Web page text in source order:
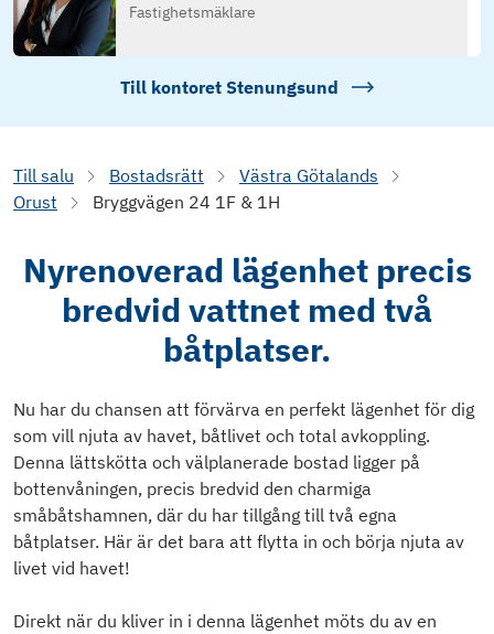
Fastighetsmäklare
Till kontoret Stenungsund
Till salu Bostadsrätt
Västra Götalands
Orust
Bryggvägen 24 1F & 1H
Nyrenoverad lägenhet precis
bredvid vattnet med två
båtplatser.
Nu har du chansen att förvärva en perfekt lägenhet för dig
som vill njuta av havet, båtlivet och total avkoppling.
Denna lättskötta och välplanerade bostad ligger på
bottenvåningen, precis bredvid den charmiga
småbåtshamnen, där du har tillgång till två egna
båtplatser. Här är det bara att flytta in och börja njuta av
livet vid havet!
Direkt när du kliver in i denna lägenhet möts du av en